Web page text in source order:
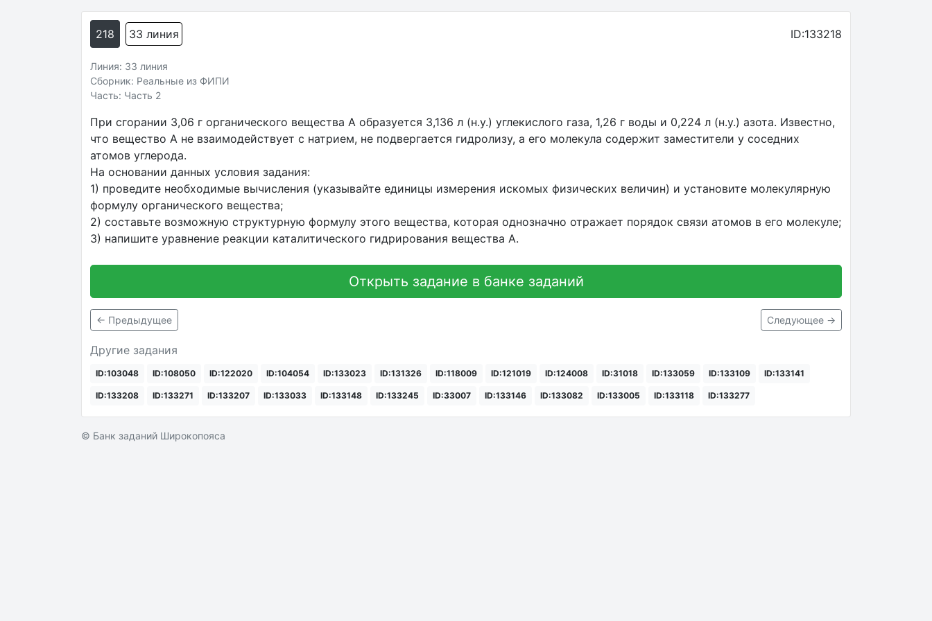
218 33 линия ID:133218
Линия: 33 линия
Сборник: Реальные из ФИПИ
Часть: Часть 2
При сгорании 3,06 г органического вещества А образуется 3,136 л (н.у.) углекислого газа, 1,26 г воды и 0,224 л (н.у.) азота. Известно,
что вещество А не взаимодействует с натрием, не подвергается гидролизу, а его молекула содержит заместители у соседних
атомов углерода.
На основании данных условия задания:
1) проведите необходимые вычисления (указывайте единицы измерения искомых физических величин) и установите молекулярную
формулу органического вещества;
2) составьте возможную структурную формулу этого вещества, которая однозначно отражает порядок связи атомов в его молекуле;
3) напишите уравнение реакции каталитического гидрирования вещества А.
Открыть задание в банке заданий
← Предыдущее Следующее →
Другие задания
ID:103048 ID:108050 ID:122020 ID:104054 ID:133023 ID:131326 ID:118009 ID:121019 ID:124008 ID:31018 ID:133059 ID:133109 ID:133141
ID:133208 ID:133271 ID:133207 ID:133033 ID:133148 ID:133245 ID:33007 ID:133146 ID:133082 ID:133005 ID:133118 ID:133277
© Банк заданий Широкопояса